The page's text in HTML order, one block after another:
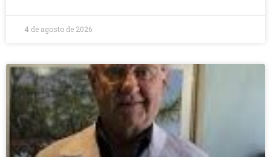
4 de agosto de 2026